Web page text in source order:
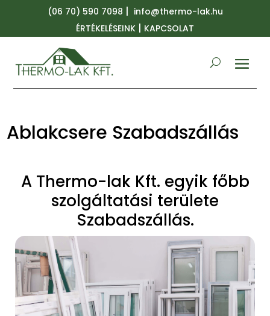
(06 70) 590 7098 | info@thermo-lak.hu
ÉRTÉKELÉSEINK | KAPCSOLAT
Ablakcsere Szabadszállás
A Thermo-lak Kft. egyik főbb
szolgáltatási területe
Szabadszállás.